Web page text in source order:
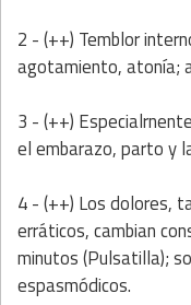
2 - (++) Temblor
agotamiento, atonía;
3 - (++)
el embarazo, parto y
4 - (++) Los dolores,
erráticos, cambian
minutos (Pulsatilla);
espasmódicos.